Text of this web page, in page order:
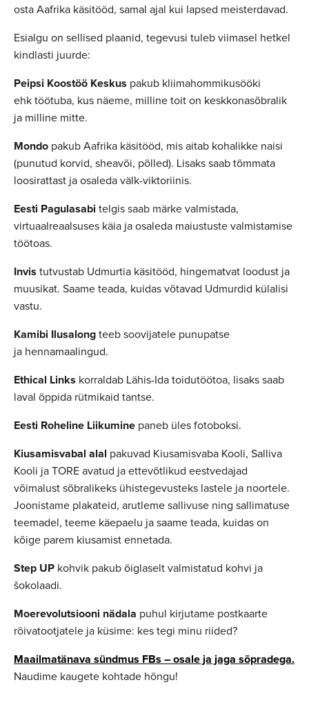
osta Aafrika käsitööd, samal ajal kui lapsed meisterdavad.
Esialgu on sellised plaanid, tegevusi tuleb viimasel hetkel
kindlasti juurde:
Peipsi Koostöö Keskus pakub kliimahommikusööki
ehk töötuba, kus näeme, milline toit on keskkonasõbralik
ja milline mitte.
Mondo pakub Aafrika käsitööd, mis aitab kohalikke naisi
(punutud korvid, sheavõi, põlled). Lisaks saab tõmmata
loosirattast ja osaleda välk-viktoriinis.
Eesti Pagulasabi telgis saab märke valmistada,
virtuaalreaalsuses käia ja osaleda maiustuste valmistamise
töötoas.
Invis tutvustab Udmurtia käsitööd, hingematvat loodust ja
muusikat. Saame teada, kuidas võtavad Udmurdid külalisi
vastu.
Kamibi Ilusalong teeb soovijatele punupatse
ja hennamaalingud.
Ethical Links korraldab Lähis-Ida toidutöötoa, lisaks saab
laval õppida rütmikaid tantse.
Eesti Roheline Liikumine paneb üles fotoboksi.
Kiusamisvabal alal pakuvad Kiusamisvaba Kooli, Salliva
Kooli ja TORE avatud ja ettevõtlikud eestvedajad
võimalust sõbralikeks ühistegevusteks lastele ja noortele.
Joonistame plakateid, arutleme sallivuse ning sallimatuse
teemadel, teeme käepaelu ja saame teada, kuidas on
kõige parem kiusamist ennetada.
Step UP kohvik pakub õiglaselt valmistatud kohvi ja
šokolaadi.
Moerevolutsiooni nädala puhul kirjutame postkaarte
rõivatootjatele ja küsime: kes tegi minu riided?
Maailmatänava sündmus FBs – osale ja jaga sõpradega.
Naudime kaugete kohtade hõngu!